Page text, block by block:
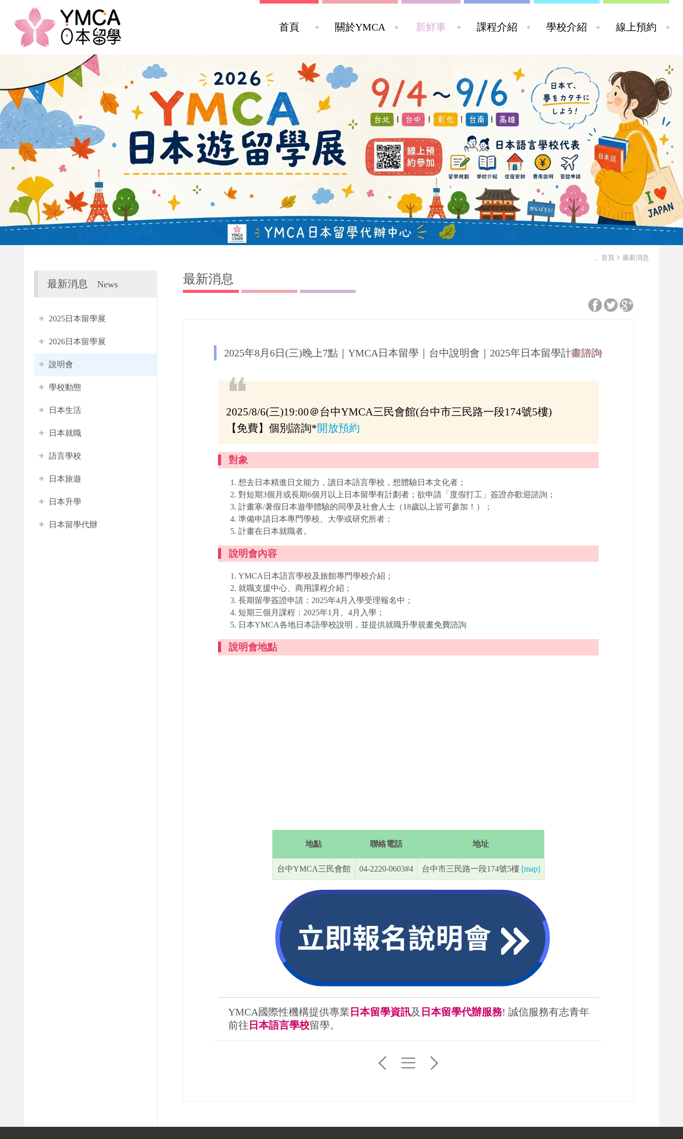
首頁 關於YMCA 新鮮事 課程介紹 學校介紹 線上預約
。首頁 最新消息
最新消息 News
2025日本留學展
2026日本留學展
說明會
學校動態
日本生活
日本就職
語言學校
日本旅遊
日本升學
日本留學代辦
最新消息
2025年8月6日(三)晚上7點｜YMCA日本留學｜台中說明會｜2025年日本留學計畫諮詢
2025/08/06
❝
2025/8/6(三)19:00＠台中YMCA三民會館(台中市三民路一段174號5樓)
【免費】個別諮詢*開放預約
對象
想去日本精進日文能力，讀日本語言學校，想體驗日本文化者；
對短期3個月或長期6個月以上日本留學有計劃者；欲申請「度假打工」簽證亦歡迎諮詢；
計畫寒/暑假日本遊學體驗的同學及社會人士（18歲以上皆可參加！）；
準備申請日本專門學校、大學或研究所者；
計畫在日本就職者。
說明會內容
YMCA日本語言學校及旅館專門學校介紹；
就職支援中心、商用課程介紹；
長期留學簽證申請：2025年4月入學受理報名中；
短期三個月課程：2025年1月、4月入學；
日本YMCA各地日本語學校說明，並提供就職升學規畫免費諮詢
說明會地點
地點 聯絡電話 地址
台中YMCA三民會館 04-2220-0603#4 台中市三民路一段174號5樓 [map]
YMCA國際性機構提供專業 日本留學資訊及 日本留學代辦服務! 誠信服務有志青年
前往 日本語言學校留學。